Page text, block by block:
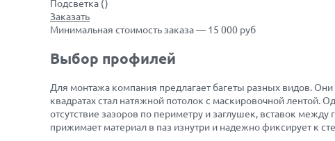
Подсветка ()
Заказать
Минимальная стоимость заказа — 15 000 руб
Выбор профилей
Для монтажа компания предлагает багеты разных видов.
квадратах стал натяжной потолок с маскировочной лентой.
отсутствие зазоров по периметру и заглушек, вставок
прижимает материал в паз изнутри и надежно фиксирует к